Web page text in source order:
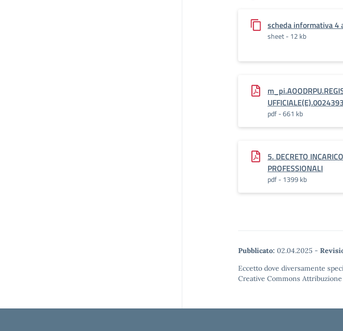
scheda informativa 4
sheet - 12 kb
pdf - 661 kb
5. DECRETO
PROFESSIONALI
pdf - 1399 kb
Pubblicato: 02.04.2025 -
Eccetto dove diversamente
Creative Commons